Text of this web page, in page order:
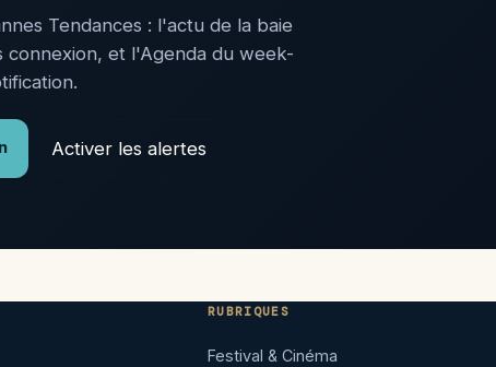
Tendances : l'actu de la baie
connexion, et l'Agenda du week-
Activer les alertes
RUBRIQUES
Festival & Cinéma